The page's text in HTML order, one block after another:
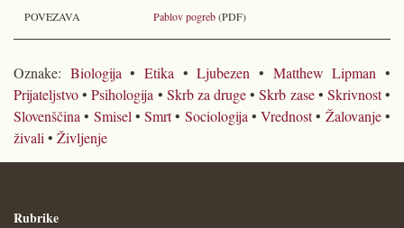
POVEZAVA Pablov pogreb(PDF)
Oznake: Biologija •Etika •Ljubezen • Matthew Lipman •
Prijateljstvo•Psihologija • Skrb za druge•Skrb zase• Skrivnost•
Slovenščina • Smisel •Smrt• Sociologija •Vrednost• Žalovanje•
živali • Življenje
Rubrike